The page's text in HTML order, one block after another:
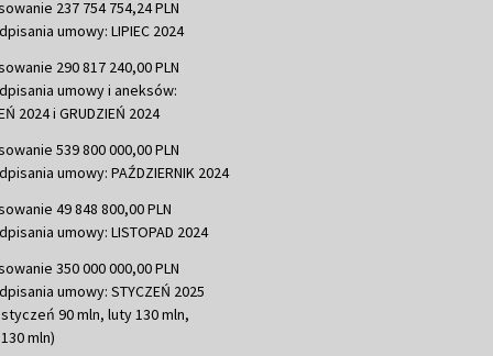
237 754 754,24 PLN
umowy: LIPIEC 2024
290 817 240,00 PLN
umowy i aneksów:
2024 i GRUDZIEŃ 2024
539 800 000,00 PLN
umowy: PAŹDZIERNIK 2024
49 848 800,00 PLN
umowy: LISTOPAD 2024
350 000 000,00 PLN
umowy: STYCZEŃ 2025
90 mln, luty 130 mln,
mln)